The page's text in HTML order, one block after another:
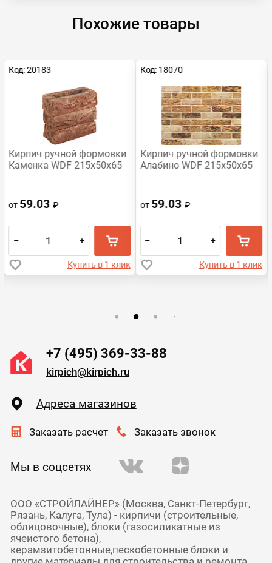
Похожие товары
Код: 20183
Кирпич ручной формовки
Каменка WDF 215x50x65
от 59.03₽
– +
Купить в 1 клик
Код: 18070
Кирпич ручной формовки
Алабино WDF 215x50x65
от 59.03₽
– +
Купить в 1 клик
+7 (495) 369-33-88
kirpich@kirpich.ru
Адреса магазинов
Заказать расчет Заказать звонок
Мы в соцсетях
ООО «СТРОЙЛАЙНЕР» (Москва, Санкт-Петербург,
Рязань, Калуга, Тула) - кирпичи (строительные,
облицовочные), блоки (газосиликатные из
ячеистого бетона),
керамзитобетонные,пескобетонные блоки и